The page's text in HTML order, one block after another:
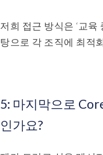
저희 접근 방식은 ‘교
탕으로 각 조직에 최적
5: 마지막으로
인가요?